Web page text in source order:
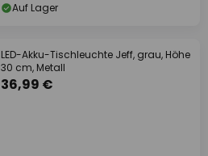
Auf Lager
LED-Akku-Tischleuchte Jeff, grau, Höhe
30 cm, Metall
36,99 €